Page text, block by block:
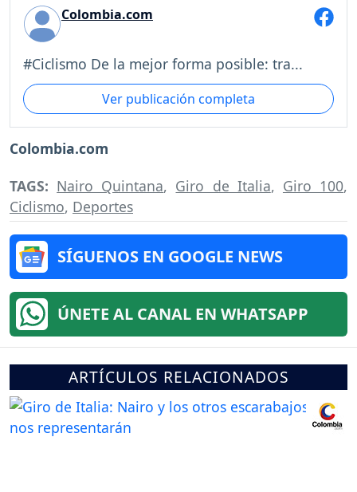
Colombia.com
#Ciclismo De la mejor forma posible: tra...
Ver publicación completa
Colombia.com
TAGS: Nairo Quintana, Giro de Italia, Giro 100,
Ciclismo, Deportes
SÍGUENOS EN GOOGLE NEWS
ÚNETE AL CANAL EN WHATSAPP
ARTÍCULOS RELACIONADOS